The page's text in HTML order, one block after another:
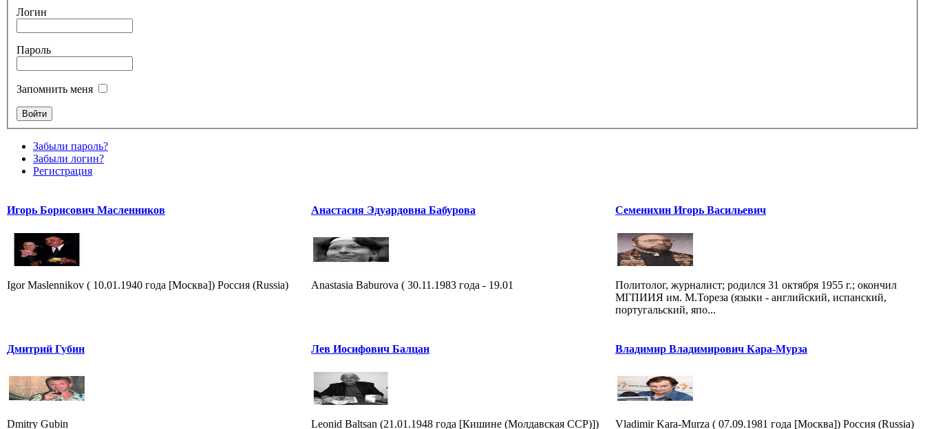
Логин
Пароль
Запомнить меня
Забыли пароль?
Забыли логин?
Регистрация
Игорь Борисович Масленников
Igor Maslennikov ( 10.01.1940 года [Москва]) Россия (Russia)
Анастасия Эдуардовна Бабурова
Anastasia Baburova ( 30.11.1983 года - 19.01
Семенихин Игорь Васильевич
Политолог, журналист; родился 31 октября 1955 г.; окончил
МГПИИЯ им. М.Тореза (языки - английский, испанский,
португальский, япо...
Дмитрий Губин
Dmitry Gubin
Лев Иосифович Балцан
Leonid Baltsan (21.01.1948 года [Кишине (Молдавская ССР)])
Владимир Владимирович Кара-Мурза
Vladimir Kara-Murza ( 07.09.1981 года [Москва]) Россия (Russia)